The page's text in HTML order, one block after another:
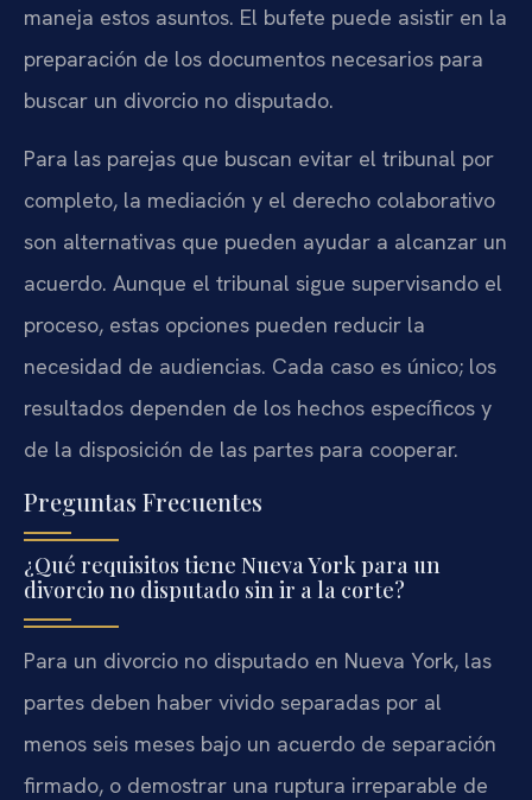
maneja estos asuntos. El bufete puede asistir en la
preparación de los documentos necesarios para
buscar un divorcio no disputado.
Para las parejas que buscan evitar el tribunal por
completo, la mediación y el derecho colaborativo
son alternativas que pueden ayudar a alcanzar un
acuerdo. Aunque el tribunal sigue supervisando el
proceso, estas opciones pueden reducir la
necesidad de audiencias. Cada caso es único; los
resultados dependen de los hechos específicos y
de la disposición de las partes para cooperar.
Preguntas Frecuentes
¿Qué requisitos tiene Nueva York para un
divorcio no disputado sin ir a la corte?
Para un divorcio no disputado en Nueva York, las
partes deben haber vivido separadas por al
menos seis meses bajo un acuerdo de separación
firmado, o demostrar una ruptura irreparable de